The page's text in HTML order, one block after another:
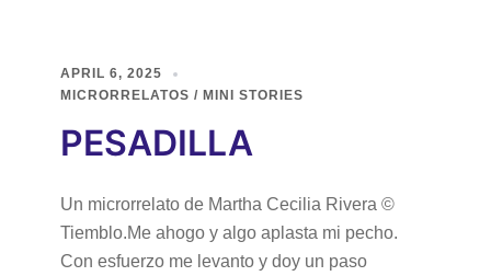
APRIL 6, 2025
MICRORRELATOS / MINI STORIES
PESADILLA
Un microrrelato de Martha Cecilia Rivera ©
Tiemblo.Me ahogo y algo aplasta mi pecho.
Con esfuerzo me levanto y doy un paso